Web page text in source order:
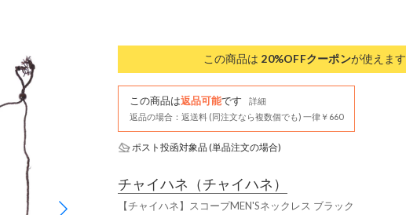
この商品は 20%OFFクーポンが使えます
この商品は返品可能です
詳細
返品の場合：返送料 (同注文なら複数個でも) 一律￥660
ポスト投函対象品 (単品注文の場合)
チャイハネ （チャイハネ）
【チャイハネ】スコープMEN'Sネックレス ブラック